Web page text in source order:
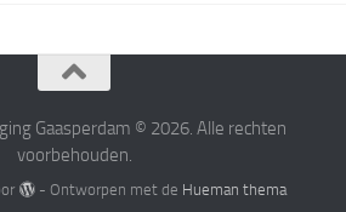
Gaasperdam © 2026. Alle rechten
voorbehouden.
- Ontworpen met de Hueman thema